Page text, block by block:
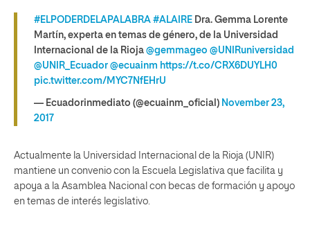
#ELPODERDELAPALABRA #ALAIRE Dra. Gemma Lorente
Martín, experta en temas de género, de la Universidad
Internacional de la Rioja @gemmageo @UNIRuniversidad
@UNIR_Ecuador @ecuainm https://t.co/CRX6DUYLH0
pic.twitter.com/MYC7NfEHrU
— Ecuadorinmediato (@ecuainm_oficial) November 23,
2017
Actualmente la Universidad Internacional de la Rioja (UNIR)
mantiene un convenio con la Escuela Legislativa que facilita y
apoya a la Asamblea Nacional con becas de formación y apoyo
en temas de interés legislativo.